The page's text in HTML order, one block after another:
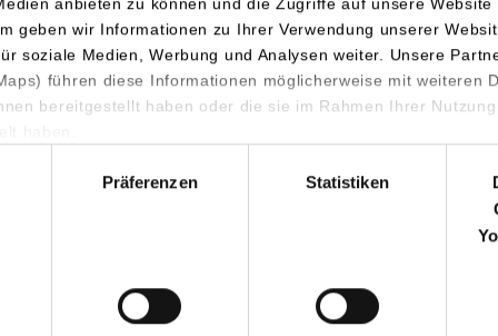
geben wir Informationen zu Ihrer Verwendung unserer
soziale Medien, Werbung und Analysen weiter. Unsere
führen diese Informationen möglicherweise mit weiteren
bereitgestellt haben oder die sie im Rahmen Ihrer
Präferenzen Statistiken
70174Stuttgart
Tel.:0711/1849-159
Fax: 0711/1849-121
judit.klein-wiele@dhbw-